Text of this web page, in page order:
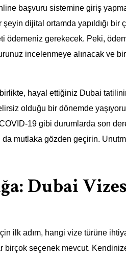
başvuru sistemine giriş
dijital ortamda yapıldığı bir
ödemeniz gerekecek. Peki,
incelenmeye alınacak ve
hayal ettiğiniz Dubai tatilinin
olduğu bir dönemde
19 gibi durumlarda son
da mutlaka gözden geçirin.
Dubai
ilk adım, hangi vize türüne
birçok seçenek mevcut.